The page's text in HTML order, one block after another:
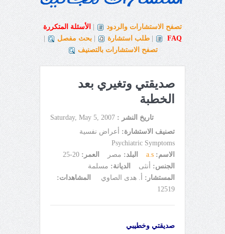
تصفح الاستشارات والردود
الأسئلة المتكررة
FAQ
طلب استشارة بحث مفصل
تصفح الاستشارات بالتصنيف
صديقتي وتغيري بعد
الخطبة
تاريخ النشر : Saturday, May 5, 2007
تصنيف الاستشارة:
أعراض نفسية
Psychiatric Symptoms
الاسم: a.s البلد: مصر العمر: 20-25
الجنس:
أنثى الديانة: مسلمة
المستشار:
أ. هدى الصاوي
المشاهدات:
12519
صديقتي وخطيبي